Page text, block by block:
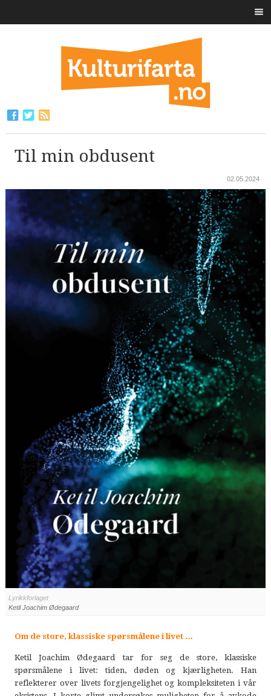
Til min obdusent
02.05.2024
Lyrikkforlaget
Ketil Joachim Ødegaard
Om de store, klassiske spørsmålene i livet …
Ketil Joachim Ødegaard tar for seg de store, klassiske
spørsmålene i livet: tiden, døden og kjærligheten. Han
reflekterer over livets forgjengelighet og kompleksiteten i vår